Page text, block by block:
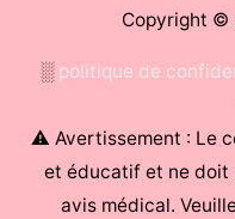
Copyright ©
░ politique de
⚠ Avertissement : Le
et éducatif et ne doit
avis médical.